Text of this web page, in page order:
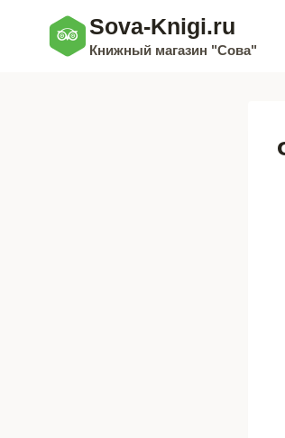
содержимому
Sova-Knigi.ru
Книжный магазин "Сова"